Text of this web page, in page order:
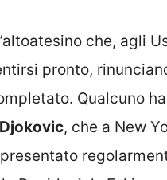
che, agli
pronto,
Qualcuno
Djokovic, che a New